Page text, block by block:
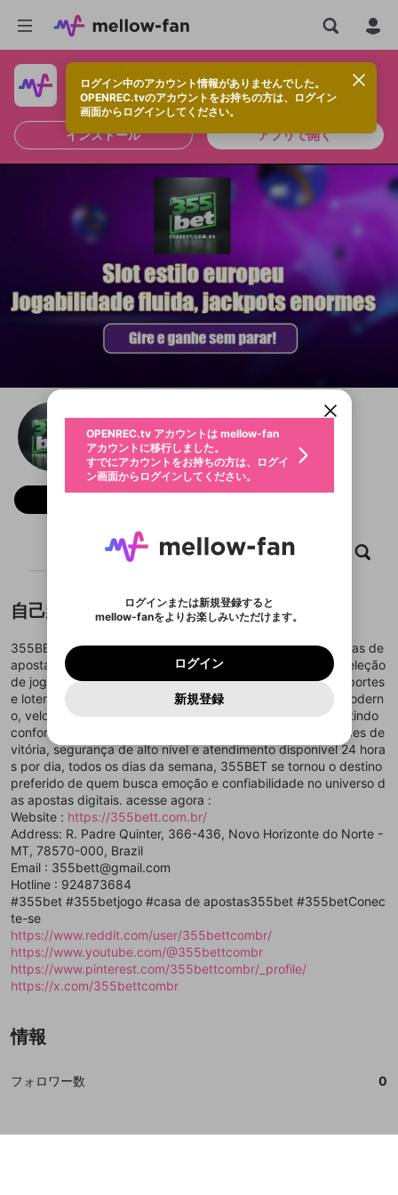
ログイン中のアカウント情報がありませんでした。
OPENREC.tvのアカウントをお持ちの方は、ログイン
画面からログインしてください。
快適に視聴するなら、アプリをインストールしよう！
インストール アプリで開く
355bettcombr
@355bettcombr
動画 キャプチャ プレイリスト
自己紹介
355BET é reconhecida como uma das principais plataformas de
apostas e entretenimento online, oferecendo uma ampla seleção
de jogos empolgantes, incluindo cassino, caça-níqueis, esportes
e loterias. A plataforma foi desenvolvida com um design modern
o, velocidade impressionante e navegação intuitiva, garantindo
conforto e praticidade em cada jogada. Com ótimas chances de
vitória, segurança de alto nível e atendimento disponível 24 hora
s por dia, todos os dias da semana, 355BET se tornou o destino
preferido de quem busca emoção e confiabilidade no universo d
as apostas digitais. acesse agora :
Website : https://355bett.com.br/
Address: R. Padre Quinter, 366-436, Novo Horizonte do Norte -
MT, 78570-000, Brazil
Email : 355bett@gmail.com
Hotline : 924873684
#355bet #355betjogo #casa de apostas355bet #355betConec
te-se
https://www.reddit.com/user/355bettcombr/
https://www.youtube.com/@355bettcombr
https://www.pinterest.com/355bettcombr/_profile/
https://x.com/355bettcombr
情報
フォロワー数 0
ブロックリストに追加しますか？
キャンセル OK
この動画の公開は終了しました
OK
ファンレター
応援している配信者にファンレターを送ることがで
きます。好きなデザインを選んでメッセージを書い
※ファンレター機能は有料サービスです。
ファンレターを作成
固定動画に設定
マイページに表示されている動画 (ライブ配信、配
信予定、アーカイブ、アップロード動画) をページ
のトップに1つ固定できます。動画タイトル横のメ
ニューより設定することができます。
動画プレイリストを選択
動画のプレイリストを一つ選択すると、そのプレイ
ることができます。
動画プレイリストを選択
選択できるプレイリストがありません。
動画プレイリストがありません
閉じる
ポイントが不足しています
ご確認ください
した。 サービスを利用するには変更後の内容を
を確認しました。
確認しました
OPENREC.tv アカウントは mellow-fan
新規登録
メールアドレスで新規登録
または
Google
Yahoo! JAPAN
Appleでサインアップ
mellow-fanの利用規約・プライバシーポリシー・外部
サービスとのID連携に関する同意事項に同意頂いた上
で、次にお進みください
新規登録
@
次にお進みください。
アカウント作成
mellow-fanからのお得な情報をメールで受
け取る
OPENREC.tvアカウントはmellow-fanア
ログイン
メールアドレスでログイン
または
Google
Yahoo! JAPAN
Appleでサインイン
mellow-fanの利用規約・プライバシーポリシー・外部
サービスとのID連携に関する同意事項に同意頂いた上
で、次にお進みください
ログイン
ログイン
パスワードを忘れた方はこちら
アカウントをお持ちですか？アカウントを作成する
OPENREC.tv アカウントは mellow-fan
アカウントに移行しました。
すでにアカウントをお持ちの方は、ログイ
ン画面からログインしてください。
ログインまたは新規登録すると
mellow-fanをよりお楽しみいただけます。
ログイン
新規登録
登録したメールアドレスを入力し、送信してくださ
再設定する
入力していただいたメールアドレ
スに、パスワード再設定用URLを
のでご確認ください
OK
年
生年月は登録後に変更できません。
お住まいの地域
ご登録いただいた情報はサービスの向上を目的
として使用いたします。
一部サービスをご利用いただくには、生年月の
登録が必要です。
登録
あとで登録
認証コードの入力
メイン及びcs.openrec.co.jpドメイン）が受信拒否設
定に含まれていないかご確認ください。
入力
セッションの有効期限が切れたた
不適切なユーザーとして報告しま
すか？
問題を選択してください
わいせつな表現
著作権の侵害
なりすまし行為
出会いを誘導する行為
ねずみ講やマルチ商法
誤解を招く配信設定
ゲームの録画禁止区域の配信
改造版・海賊版ソフトの配信
政治的・宗教的・人種的な内容
その他の問題
0
報告された問題については、利用規約に違反しているか
どうかをスタッフが確認します。
用することは、利用規約違反になります。
送信
サブスクシェア
詳しくはこちら
閉じる
限定コミュニティ参加方法
Discordアカウントをお持ちでない方
Discordアカウントを作成
Discordは第三者が提供するコミュニティーサービスで、
mellow-fanとは関わりがありません。Discordに関してのお
問い合わせにはお答えすることができません。Discordの仕
様変更により、限定コミュニティ特典の提供が終了する可能
します。
外部サービスとのID連携に関する同意事項
Discordとは？